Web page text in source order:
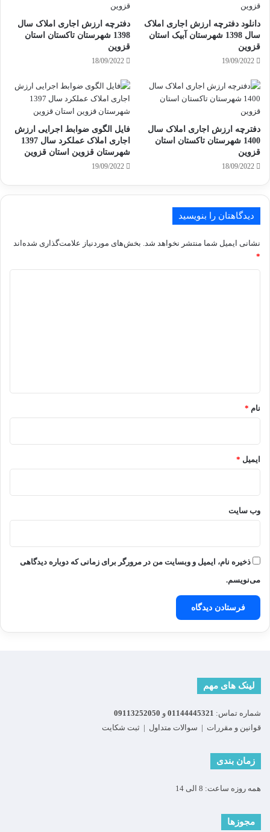
دانلود دفترچه ارزش اجاری املاک
سال 1398 شهرستان آبیک استان
قزوین
19/09/2022
دفترچه ارزش اجاری املاک سال
1398 شهرستان تاکستان استان
قزوین
18/09/2022
دفترچه ارزش اجاری املاک سال
1400 شهرستان تاکستان استان
قزوین
18/09/2022
فایل الگوی ضوابط اجرایی ارزش
اجاری املاک عملکرد سال 1397
شهرستان قزوین استان قزوین
19/09/2022
دیدگاهتان را بنویسید
نشانی ایمیل شما منتشر نخواهد شد. بخش‌های موردنیاز علامت‌گذاری شده‌اند
*
نام *
ایمیل *
وب‌ سایت
ذخیره نام، ایمیل و وبسایت من در مرورگر برای زمانی که دوباره دیدگاهی
می‌نویسم.
لینک های مهم
شماره تماس: 01144445321 و 09113252050
قوانین و مقررات | سوالات متداول | ثبت شکایت
زمان بندی
همه روزه ساعت: 8 الی 14
مجوزها